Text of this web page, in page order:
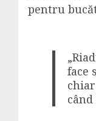
pentru
face